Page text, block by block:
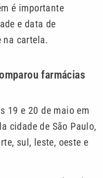
é importante
e data de
na cartela.
farmácias
19 e 20 de maio em
cidade de São Paulo,
sul, leste, oeste e